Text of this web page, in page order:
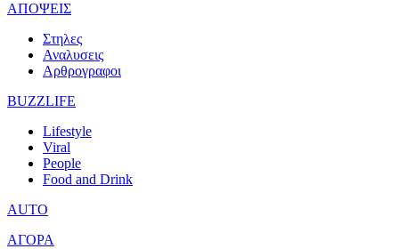
ΑΠΟΨΕΙΣ
Στηλες
Αναλυσεις
Αρθρογραφοι
BUZZLIFE
Lifestyle
Viral
People
Food and Drink
AUTO
ΑΓΟΡΑ